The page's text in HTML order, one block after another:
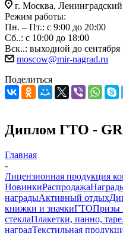
г. Москва,
Режим работы:
Пн. – Пт.: с 9:00 до 20:00
Сб..: с 10:00 до 18:00
Вск..: выходной до сентября
moscow@mir-nagrad.ru
Поделиться
Диплом ГТО -
Главная
-
Лицензионная продукция
НовинкиРаспродажа
наградыАктивный отдых
книжки и значкиГТОПризы
стеклаПлакетки, панно,
наградТекстильная